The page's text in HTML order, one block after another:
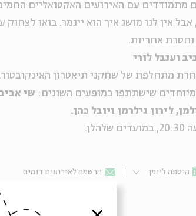
מתמודדים עם האירועים האקטואליים
אבל אין לנו מושג איך הוא ייגמר. בואו
אחריות.
וענבל לורי
מתחלפת של שחקני תיאטרון
שישתתפו במופעים השונים: שי
לירון גילרמן ויובל כהן.
הוספה ליומן הרשמה לאירועים דומים